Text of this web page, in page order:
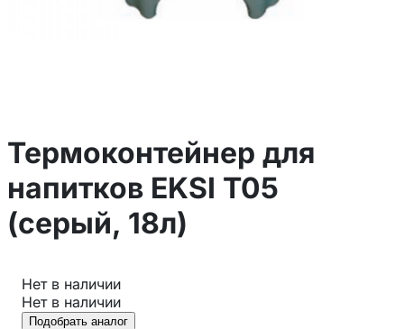
Термоконтейнер для
напитков EKSI T05
(серый, 18л)
Нет в наличии
Нет в наличии
Подобрать аналог